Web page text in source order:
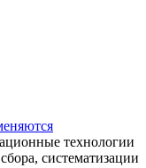
технологии
систематизации